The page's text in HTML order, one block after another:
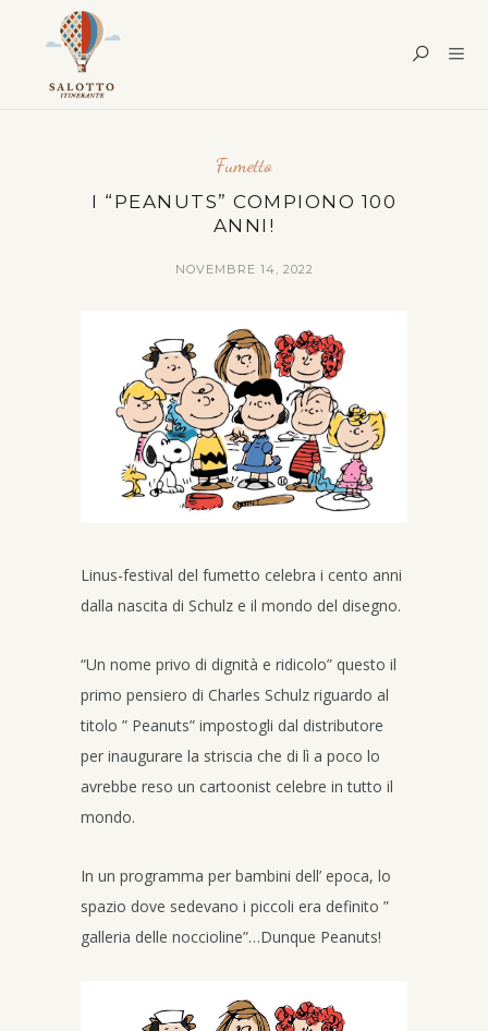
Fumetto
I “PEANUTS” COMPIONO 100
ANNI!
NOVEMBRE 14, 2022
Linus-festival del fumetto celebra i cento anni
dalla nascita di Schulz e il mondo del disegno.
“Un nome privo di dignità e ridicolo” questo il
primo pensiero di Charles Schulz riguardo al
titolo ” Peanuts” impostogli dal distributore
per inaugurare la striscia che di lì a poco lo
avrebbe reso un cartoonist celebre in tutto il
mondo.
In un programma per bambini dell’ epoca, lo
spazio dove sedevano i piccoli era definito ”
galleria delle noccioline”…Dunque Peanuts!